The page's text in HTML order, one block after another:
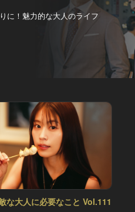
に！魅力的な大人のライフ
な大人に必要なこと Vol.111